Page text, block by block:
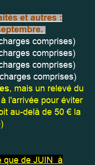
et autres :
comprises)
comprises)
comprises)
comprises)
, mais un relevé du
l'arrivée pour éviter
au-delà de 50 € la
que de JUIN à